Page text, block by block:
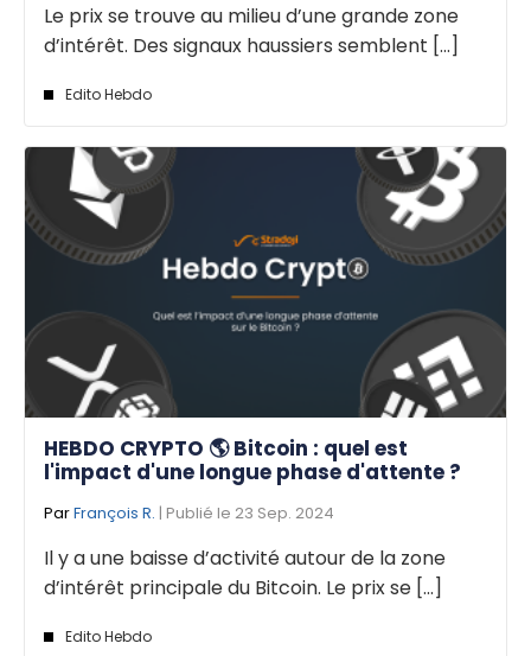
Le prix se trouve au milieu d’une grande zone
d’intérêt. Des signaux haussiers semblent [...]
Edito Hebdo
HEBDO CRYPTO 🌎 Bitcoin : quel est
l'impact d'une longue phase d'attente ?
ParFrançois R. | Publié le 23 Sep. 2024
Il y a une baisse d’activité autour de la zone
d’intérêt principale du Bitcoin. Le prix se [...]
Edito Hebdo